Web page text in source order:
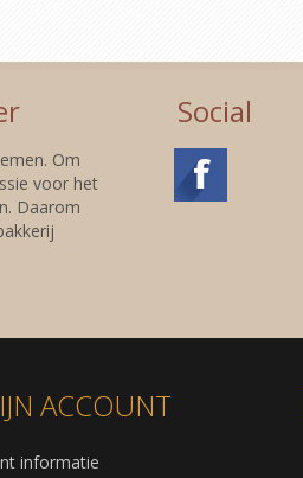
Om
voor het
Daarom
Social
ACCOUNT
informatie